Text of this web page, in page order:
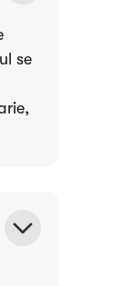
se